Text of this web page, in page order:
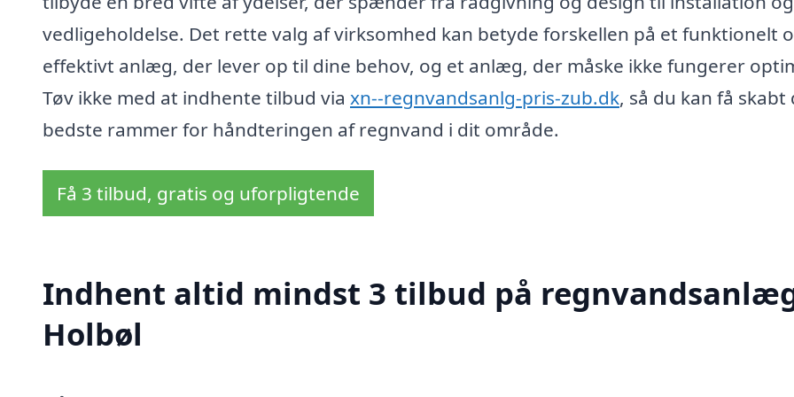
vedligeholdelse. Det rette valg af virksomhed kan betyde forskellen på et funktionelt
effektivt anlæg, der lever op til dine behov, og et anlæg, der måske ikke fungerer
Tøv ikke med at indhente tilbud via xn--regnvandsanlg-pris-zub.dk, så du kan få skabt
bedste rammer for håndteringen af regnvand i dit område.
Få 3 tilbud, gratis og uforpligtende
Indhent altid mindst 3 tilbud på
Holbøl